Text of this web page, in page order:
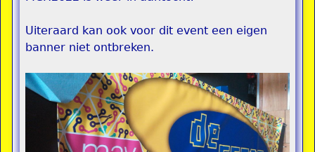
Uiteraard kan ook voor dit event een eigen
banner niet ontbreken.